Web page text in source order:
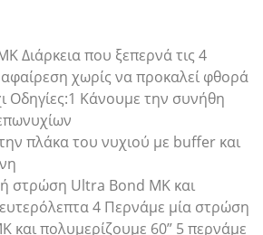
Διάρκεια που ξεπερνά τις 4
χωρίς να προκαλεί φθορά
Οδηγίες:1 Κάνουμε την συνήθη
πλάκα του νυχιού με buffer και
στρώση Ultra Bond MK και
4 Περνάμε μία στρώση
και πολυμερίζουμε 60” 5 περνάμε